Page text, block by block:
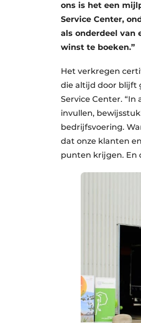
ons is het een
Service Center,
als onderdeel van
winst te boeken.”
Het verkregen
die altijd door blijft
Service Center.
invullen,
bedrijfsvoering.
dat onze klanten
punten krijgen. En